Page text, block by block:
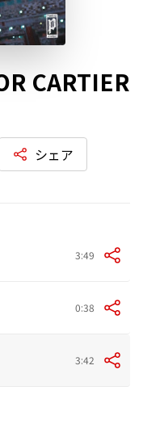
CARTIER
シェア
3:49
0:38
3:42